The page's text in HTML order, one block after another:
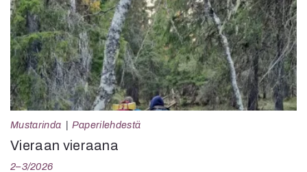
Mustarinda Paperilehdestä
Vieraan vieraana
2–3/2026